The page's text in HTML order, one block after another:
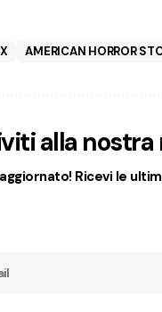
AMERICAN HORROR
alla
aggiornato! Ricevi le